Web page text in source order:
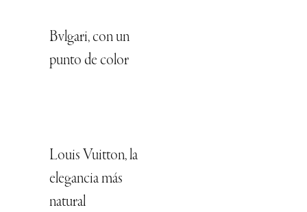
Bvlgari, con un
punto de color
Louis Vuitton, la
elegancia más
natural